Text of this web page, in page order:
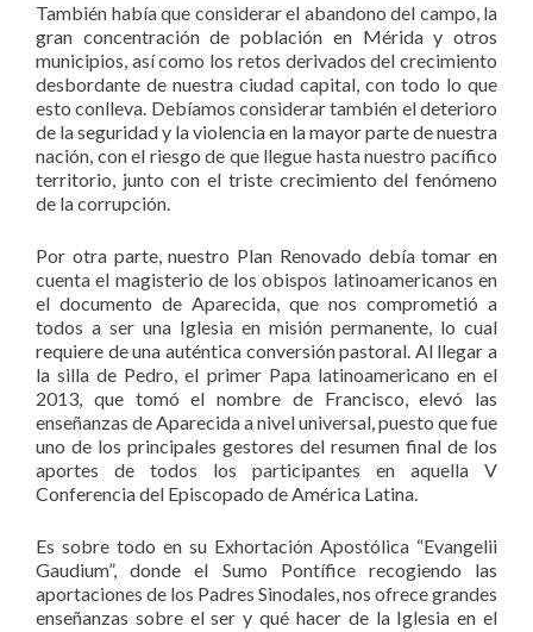
También había que considerar el abandono del campo, la
gran concentración de población en Mérida y otros
municipios, así como los retos derivados del crecimiento
desbordante de nuestra ciudad capital, con todo lo que
esto conlleva. Debíamos considerar también el deterioro
de la seguridad y la violencia en la mayor parte de nuestra
nación, con el riesgo de que llegue hasta nuestro pacífico
territorio, junto con el triste crecimiento del fenómeno
de la corrupción.
Por otra parte, nuestro Plan Renovado debía tomar en
cuenta el magisterio de los obispos latinoamericanos en
el documento de Aparecida, que nos comprometió a
todos a ser una Iglesia en misión permanente, lo cual
requiere de una auténtica conversión pastoral. Al llegar a
la silla de Pedro, el primer Papa latinoamericano en el
2013, que tomó el nombre de Francisco, elevó las
enseñanzas de Aparecida a nivel universal, puesto que fue
uno de los principales gestores del resumen final de los
aportes de todos los participantes en aquella V
Conferencia del Episcopado de América Latina.
Es sobre todo en su Exhortación Apostólica “Evangelii
Gaudium”, donde el Sumo Pontífice recogiendo las
aportaciones de los Padres Sinodales, nos ofrece grandes
enseñanzas sobre el ser y qué hacer de la Iglesia en el